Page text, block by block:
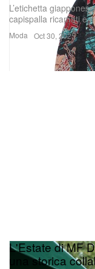
Moda
L’etichetta
capispalla ricamati e
Oct 30, 2025
L'Estate di MF
una storica